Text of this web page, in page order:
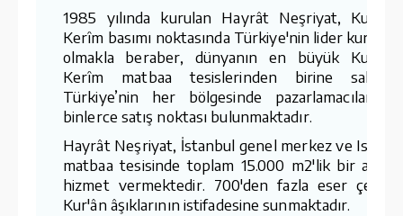
1985 yılında kurulan Hayrât Neşriyat, Kur'ân-
Kerîm basımı noktasında Türkiye'nin lider
olmakla beraber, dünyanın en büyük Kur'ân-
Kerîm matbaa tesislerinden birine
Türkiye’nin her bölgesinde pazarlamacıları
binlerce satış noktası bulunmaktadır.
Hayrât Neşriyat, İstanbul genel merkez ve
matbaa tesisinde toplam 15.000 m2'lik bir
hizmet vermektedir. 700'den fazla eser
Kur'ân âşıklarının istifadesine sunmaktadır.